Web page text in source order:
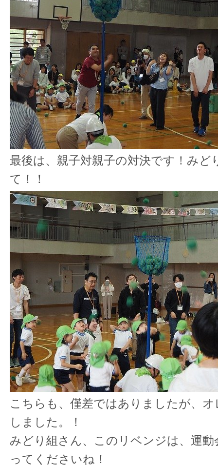
最後は、親子対親子の対決です！みど
て！！
こちらも、僅差ではありましたが、
しました。！
みどり組さん、このリベンジは、運動
ってくださいね！